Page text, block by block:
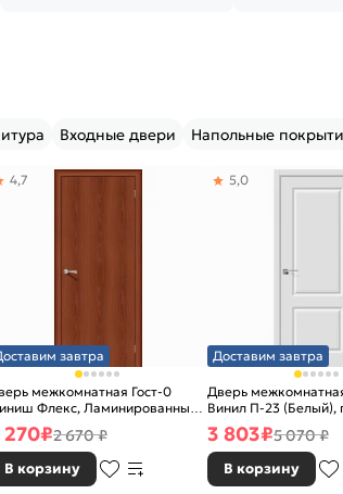
Входные двери Напольные
завтра
межкомнатная Гост-0
Флекс, Ламинированные
(ИталОрех), глухая,
щитовая
4,7
270₽2 670 ₽
В корзину
Доставим завтра
Дверь
Винил П-23 (Белый),
скиновая
5,0
3 803₽5 070 ₽
В корзину